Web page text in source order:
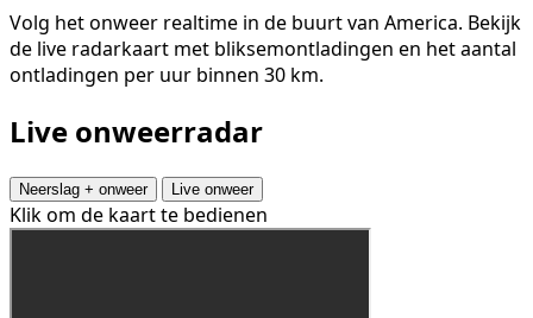
Volg het onweer realtime in de buurt van America. Bekijk
de live radarkaart met bliksemontladingen en het aantal
ontladingen per uur binnen 30 km.
Live onweerradar
Neerslag + onweer Live onweer
Klik om de kaart te bedienen